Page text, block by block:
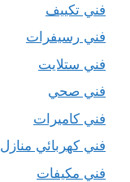
فني تكييف
فني رسيفرات
فني ستلايت
فني صحي
فني كاميرات
فني كهربائي منازل
فني مكيفات